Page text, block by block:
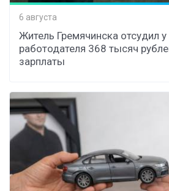
6 августа
Житель Гремячинска отсудил
работодателя 368 тысяч
зарплаты